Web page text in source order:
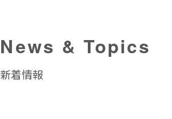
News & Topics
新着情報